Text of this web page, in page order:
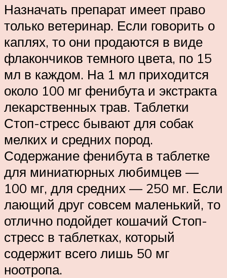
Назначать препарат имеет право
только ветеринар. Если говорить о
каплях, то они продаются в виде
флакончиков темного цвета, по 15
мл в каждом. На 1 мл приходится
около 100 мг фенибута и экстракта
лекарственных трав. Таблетки
Стоп-стресс бывают для собак
мелких и средних пород.
Содержание фенибута в таблетке
для миниатюрных любимцев —
100 мг, для средних — 250 мг. Если
лающий друг совсем маленький, то
отлично подойдет кошачий Стоп-
стресс в таблетках, который
содержит всего лишь 50 мг
ноотропа.